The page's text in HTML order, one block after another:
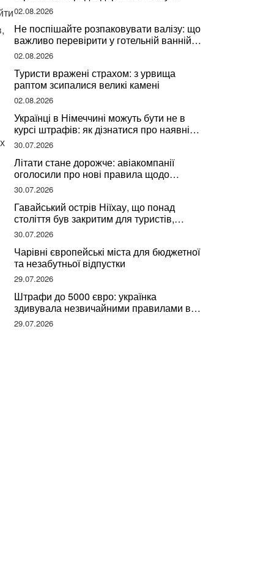
подорож
02.08.2026
Не поспішайте розпаковувати валізу: що
важливо перевірити у готельній ванній
за словами досвідченої мандрівниці
02.08.2026
Туристи вражені страхом: з урвища
раптом зсипалися великі камені
02.08.2026
Українці в Німеччині можуть бути не в
курсі штрафів: як дізнатися про наявні
борги
30.07.2026
Літати стане дорожче: авіакомпанії
оголосили про нові правила щодо
вибору місць
30.07.2026
Гавайський острів Ніїхау, що понад
століття був закритим для туристів,
починає приймати перших відвідувачів
30.07.2026
Чарівні європейські міста для бюджетної
та незабутньої відпустки
29.07.2026
Штрафи до 5000 євро: українка
здивувала незвичайними правилами в
Німеччині та поділилася правдою
29.07.2026